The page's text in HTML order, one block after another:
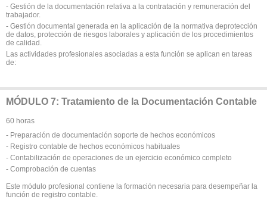
- Gestión de la documentación relativa a la contratación y remuneración del
trabajador.
- Gestión documental generada en la aplicación de la normativa deprotección
de datos, protección de riesgos laborales y aplicación de los procedimientos
de calidad.
Las actividades profesionales asociadas a esta función se aplican en tareas
de:
MÓDULO 7: Tratamiento de la Documentación Contable
60 horas
- Preparación de documentación soporte de hechos económicos
- Registro contable de hechos económicos habituales
- Contabilización de operaciones de un ejercicio económico completo
- Comprobación de cuentas
Este módulo profesional contiene la formación necesaria para desempeñar la
función de registro contable.